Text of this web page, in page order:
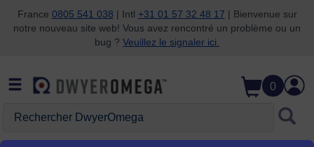
Passer à la recherche
Passer au contenu principal
Passer à la navigation
France 0805 541 038 | Intl +31 01 57 32 48 17 | Bienvenue sur
notre nouveau site web! Vous avez rencontré un problème ou un
bug ? Veuillez le signaler ici.
0